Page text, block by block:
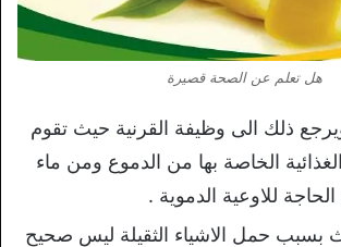
هل تعلم عن الصحة قصيرة
ذلك الى وظيفة القرنية حيث تقوم
الغذائية الخاصة بها من الدموع ومن ماء
للاوعية الدموية .
بسبب حمل الاشياء الثقيلة ليس صحيح